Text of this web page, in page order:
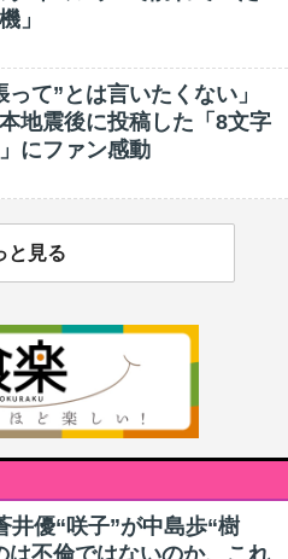
」
って”とは言いたくない」
地震後に投稿した「8文字
にファン感動
と見る
井優“咲子”が中島歩“樹
は不倫ではないのか、これ